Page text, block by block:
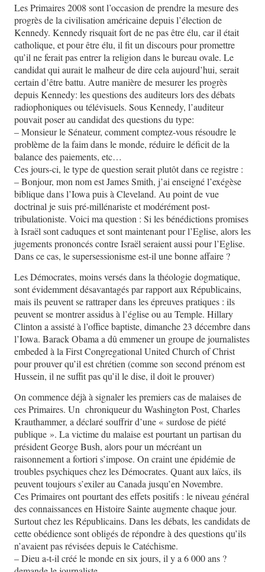
Les Primaires 2008 sont l’occasion de prendre la mesure des
progrès de la civilisation américaine depuis l’élection de
Kennedy. Kennedy risquait fort de ne pas être élu, car il était
catholique, et pour être élu, il fit un discours pour promettre
qu’il ne ferait pas entrer la religion dans le bureau ovale. Le
candidat qui aurait le malheur de dire cela aujourd’hui, serait
certain d’être battu. Autre manière de mesurer les progrès
depuis Kennedy: les questions des auditeurs lors des débats
radiophoniques ou télévisuels. Sous Kennedy, l’auditeur
pouvait poser au candidat des questions du type:
– Monsieur le Sénateur, comment comptez-vous résoudre le
problème de la faim dans le monde, réduire le déficit de la
balance des paiements, etc…
Ces jours-ci, le type de question serait plutôt dans ce registre :
– Bonjour, mon nom est James Smith, j’ai enseigné l’exégèse
biblique dans l’Iowa puis à Cleveland. Au point de vue
doctrinal je suis pré-millénariste et modérément post-
tribulationiste. Voici ma question : Si les bénédictions promises
à Israël sont caduques et sont maintenant pour l’Eglise, alors les
jugements prononcés contre Israël seraient aussi pour l’Eglise.
Dans ce cas, le supersessionisme est-il une bonne affaire ?
Les Démocrates, moins versés dans la théologie dogmatique,
sont évidemment désavantagés par rapport aux Républicains,
mais ils peuvent se rattraper dans les épreuves pratiques : ils
peuvent se montrer assidus à l’église ou au Temple. Hillary
Clinton a assisté à l’office baptiste, dimanche 23 décembre dans
l’Iowa. Barack Obama a dû emmener un groupe de journalistes
embeded à la First Congregational United Church of Christ
pour prouver qu’il est chrétien (comme son second prénom est
Hussein, il ne suffit pas qu’il le dise, il doit le prouver)
On commence déjà à signaler les premiers cas de malaises de
ces Primaires. Un chroniqueur du Washington Post, Charles
Krauthammer, a déclaré souffrir d’une « surdose de piété
publique ». La victime du malaise est pourtant un partisan du
président George Bush, alors pour un mécréant un
raisonnement a fortiori s’impose. On craint une épidémie de
troubles psychiques chez les Démocrates. Quant aux laïcs, ils
peuvent toujours s’exiler au Canada jusqu’en Novembre.
Ces Primaires ont pourtant des effets positifs : le niveau général
des connaissances en Histoire Sainte augmente chaque jour.
Surtout chez les Républicains. Dans les débats, les candidats de
cette obédience sont obligés de répondre à des questions qu’ils
n’avaient pas révisées depuis le Catéchisme.
– Dieu a-t-il créé le monde en six jours, il y a 6 000 ans ?